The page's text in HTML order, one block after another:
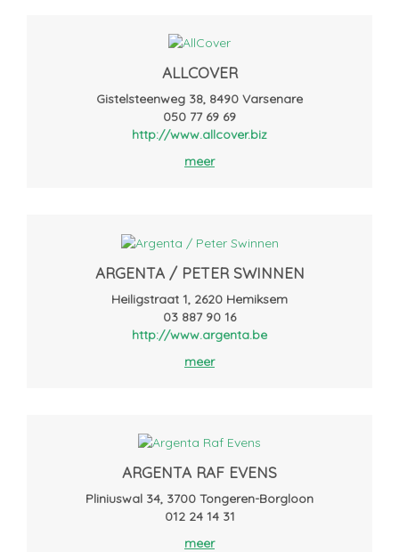
ALLCOVER
Gistelsteenweg 38, 8490 Varsenare
050 77 69 69
http://www.allcover.biz
meer
ARGENTA / PETER SWINNEN
Heiligstraat 1, 2620 Hemiksem
03 887 90 16
http://www.argenta.be
meer
ARGENTA RAF EVENS
Pliniuswal 34, 3700 Tongeren-Borgloon
012 24 14 31
meer